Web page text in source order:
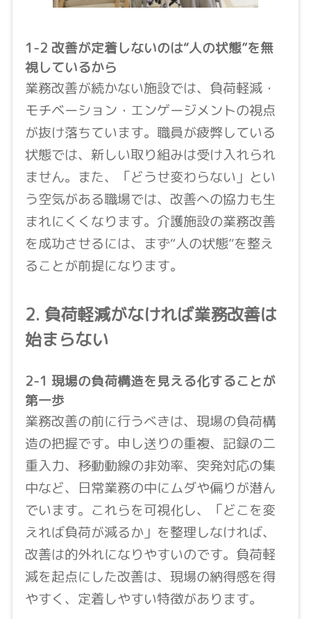
1-2 改善が定着しないのは“人の状態”を無
視しているから
業務改善が続かない施設では、負荷軽減・
モチベーション・エンゲージメントの視点
が抜け落ちています。職員が疲弊している
状態では、新しい取り組みは受け入れられ
ません。また、「どうせ変わらない」とい
う空気がある職場では、改善への協力も生
まれにくくなります。介護施設の業務改善
を成功させるには、まず“人の状態”を整え
ることが前提になります。
2. 負荷軽減がなければ業務改善は
始まらない
2-1 現場の負荷構造を見える化することが
第一歩
業務改善の前に行うべきは、現場の負荷構
造の把握です。申し送りの重複、記録の二
重入力、移動動線の非効率、突発対応の集
中など、日常業務の中にムダや偏りが潜ん
でいます。これらを可視化し、「どこを変
えれば負荷が減るか」を整理しなければ、
改善は的外れになりやすいのです。負荷軽
減を起点にした改善は、現場の納得感を得
やすく、定着しやすい特徴があります。